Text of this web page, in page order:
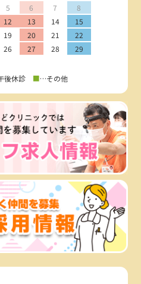
5 6 7
8
12 13 14
15
19 20 21
22
26 27 28
29
後休診 ■…その他